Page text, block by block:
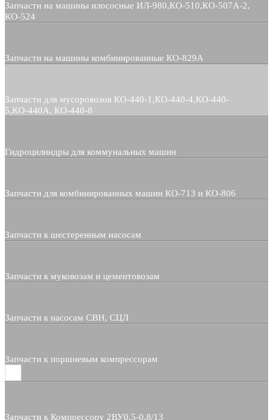
Запчасти на машины илососные ИЛ-980,КО-510,КО-507А-2,
КО-524
Запчасти на машины комбинированные КО-829А
Запчасти для мусоровозов КО-440-1,КО-440-4,КО-440-
5,КО-440А, КО-440-8
Гидроцилиндры для коммунальных машин
Запчасти для комбинированных машин КО-713 и КО-806
Запчасти к шестеренным насосам
Запчасти к муковозам и цементовозам
Запчасти к насосам СВН, СЦЛ
Запчасти к поршневым компрессорам
Запчасти к Компрессору 2ВУ0,5-0,8/13